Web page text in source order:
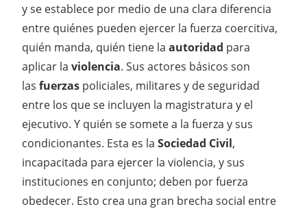
yse establece por medio de una clara diferencia
entre quiénes pueden ejercer la fuerza coercitiva,
quién manda, quién tiene la autoridad para
aplicar la violencia. Sus actores básicos son
las fuerzas policiales, militares y de seguridad
entre los que se incluyen la magistratura y el
ejecutivo. Y quién se somete a la fuerza y sus
condicionantes. Esta es la Sociedad Civil,
incapacitada para ejercer la violencia, y sus
instituciones en conjunto; deben por fuerza
obedecer. Esto crea una gran brecha social entre